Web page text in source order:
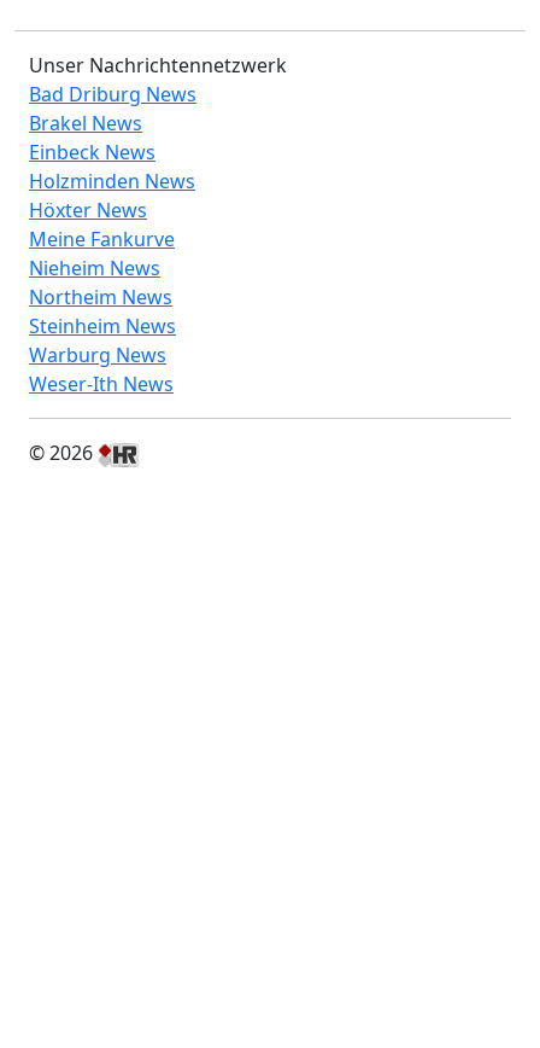
Unser Nachrichtennetzwerk
Bad Driburg News
Brakel News
Einbeck News
Holzminden News
Höxter News
Meine Fankurve
Nieheim News
Northeim News
Steinheim News
Warburg News
Weser-Ith News
© 2026